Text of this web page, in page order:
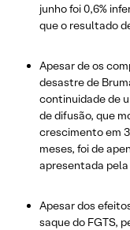
junho foi 0,6%
que o resultado
Apesar de os
desastre de
continuidade de
de difusão, que
crescimento em
meses, foi de
apresentada
Apesar dos
saque do FGTS,